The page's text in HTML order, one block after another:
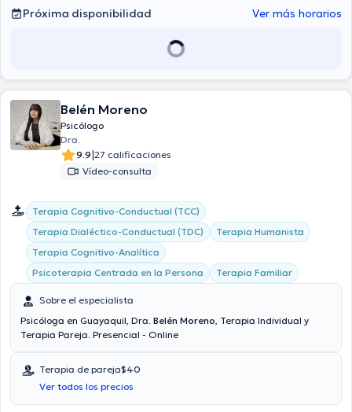
Próxima disponibilidad
Ver más horarios
Belén Moreno
Psicólogo
Dra.
9.9|27 calificaciones
Vídeo-consulta
Terapia Cognitivo-Conductual (TCC)
Terapia Dialéctico-Conductual (TDC)
Terapia Humanista
Terapia Cognitivo-Analítica
Psicoterapia Centrada en la Persona
Terapia Familiar
Sobre el especialista
Psicóloga en Guayaquil, Dra. Belén Moreno, Terapia Individual y
Terapia Pareja. Presencial - Online
Terapia de pareja$40
Ver todos los precios